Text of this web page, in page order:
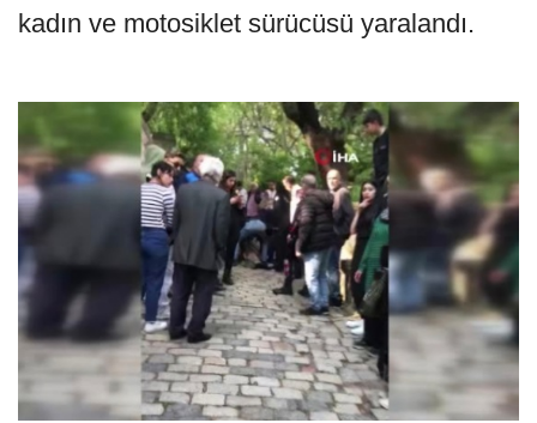
kadın ve motosiklet sürücüsü yaralandı.